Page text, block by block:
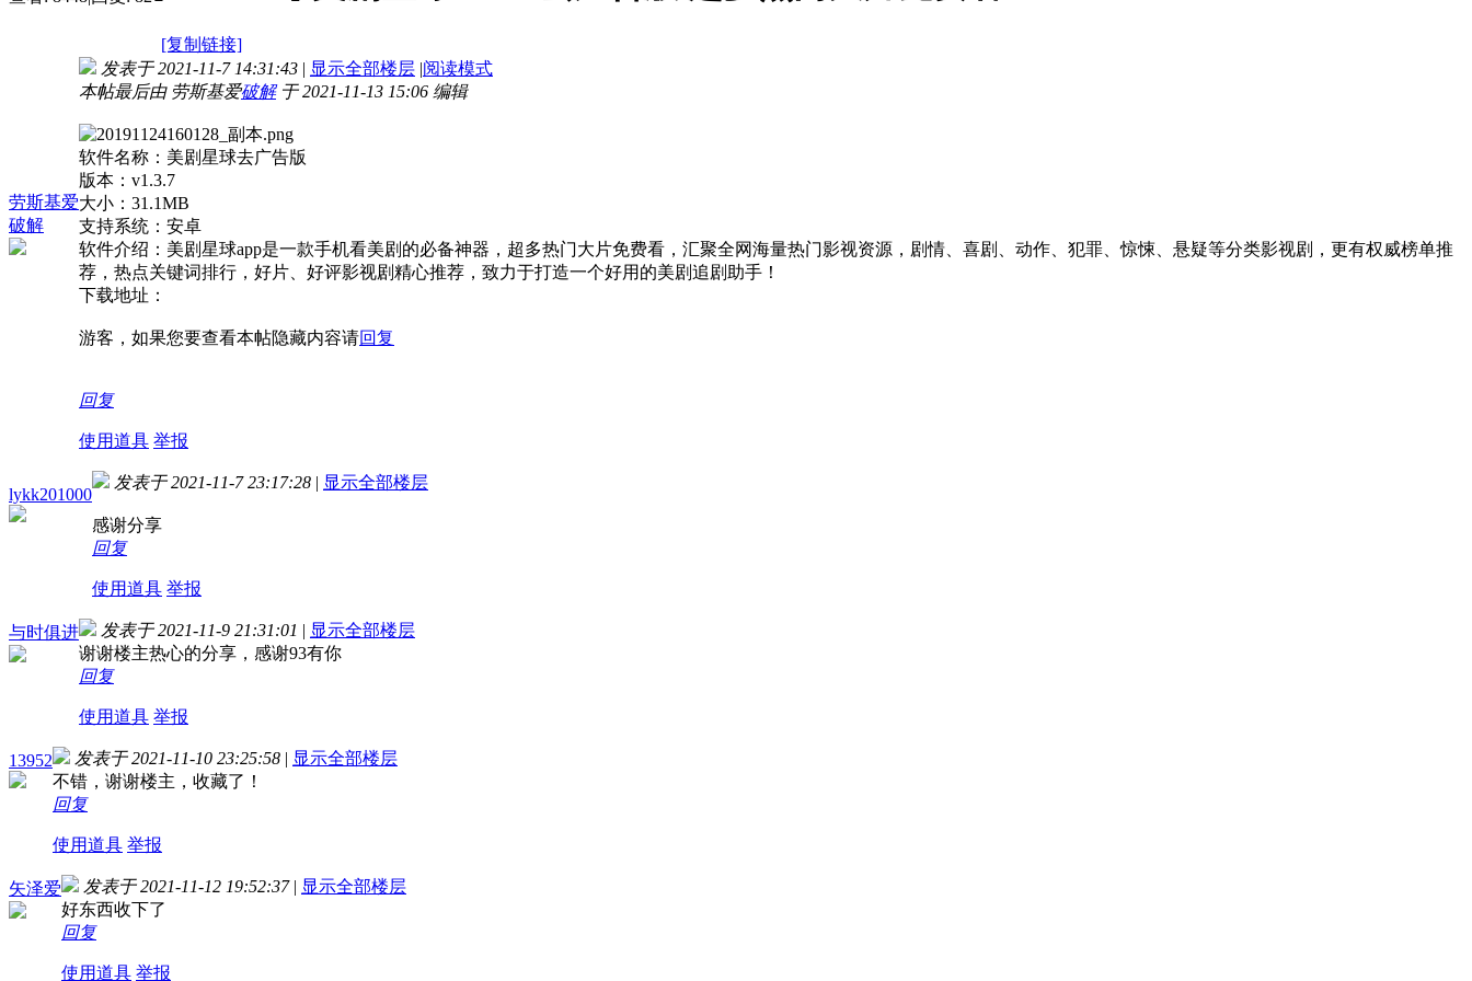
[复制链接]
劳斯基爱
破解
发表于 2021-11-7 14:31:43 | 显示全部楼层 |阅读模式
本帖最后由 劳斯基爱破解于 2021-11-13 15:06 编辑
软件名称：美剧星球去广告版
版本：v1.3.7
大小：31.1MB
支持系统：安卓
软件介绍：美剧星球app是一款手机看美剧的必备神器，超多热门大片免费看，汇聚全网海量热门影视资源，剧情、喜剧、动作、犯罪、惊悚、悬疑等分类影视剧，更有权威榜单推
荐，热点关键词排行，好片、好评影视剧精心推荐，致力于打造一个好用的美剧追剧助手！
下载地址：
游客，如果您要查看本帖隐藏内容请回复
回复
使用道具 举报
lykk201000
发表于 2021-11-7 23:17:28 | 显示全部楼层
感谢分享
回复
使用道具 举报
与时俱进 发表于 2021-11-9 21:31:01 | 显示全部楼层
谢谢楼主热心的分享，感谢93有你
回复
使用道具 举报
13952 发表于 2021-11-10 23:25:58 | 显示全部楼层
不错，谢谢楼主，收藏了！
回复
使用道具 举报
矢泽爱 发表于 2021-11-12 19:52:37 | 显示全部楼层
好东西收下了
回复
使用道具 举报